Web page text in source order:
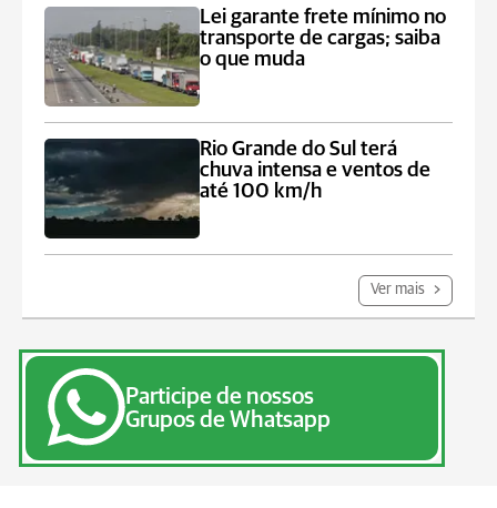
Lei garante frete mínimo no
transporte de cargas; saiba
o que muda
Rio Grande do Sul terá
chuva intensa e ventos de
até 100 km/h
Ver mais
Participe de nossos
Grupos de Whatsapp